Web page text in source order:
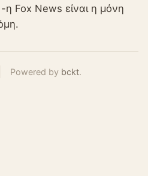
Fox News είναι η μόνη
Powered by bckt.